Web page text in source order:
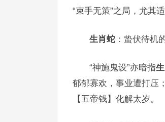
“束手无策”之局，尤其
生肖蛇 ：蛰伏待机
“神施鬼设”亦暗指
郁郁寡欢，事业遭打压
【五帝钱】化解太岁。